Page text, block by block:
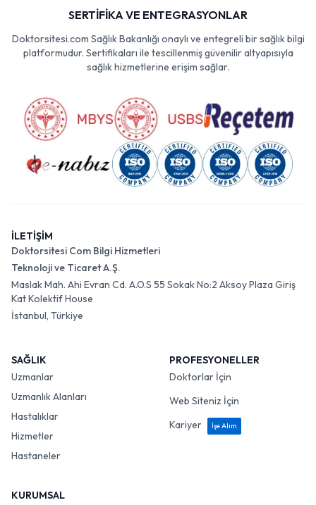
SERTİFİKA VE ENTEGRASYONLAR
Doktorsitesi.com Sağlık Bakanlığı onaylı ve entegreli bir sağlık bilgi
platformudur. Sertifikaları ile tescillenmiş güvenilir altyapısıyla
sağlık hizmetlerine erişim sağlar.
İLETİŞİM
Doktorsitesi Com Bilgi Hizmetleri
Teknoloji ve Ticaret A.Ş.
Maslak Mah. Ahi Evran Cd. A.O.S 55 Sokak No:2 Aksoy Plaza Giriş
Kat Kolektif House
İstanbul, Türkiye
SAĞLIK
Uzmanlar
Uzmanlık Alanları
Hastalıklar
Hizmetler
Hastaneler
PROFESYONELLER
Doktorlar İçin
Web Siteniz İçin
Kariyer
İşe Alım
KURUMSAL